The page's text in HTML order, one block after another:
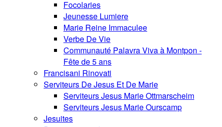
Focolaries
Jeunesse Lumiere
Marie Reine Immaculee
Verbe De Vie
Communauté Palavra Viva à Montpon -
Fête de 5 ans
Francisani Rinovati
Serviteurs De Jesus Et De Marie
Serviteurs Jesus Marie Ottmarscheim
Serviteurs Jesus Marie Ourscamp
Jesuites